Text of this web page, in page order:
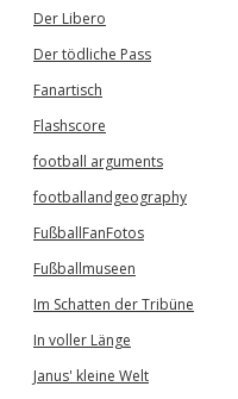
Der Libero
Der tödliche Pass
Fanartisch
Flashscore
football arguments
footballandgeography
FußballFanFotos
Fußballmuseen
Im Schatten der Tribüne
In voller Länge
Janus' kleine Welt